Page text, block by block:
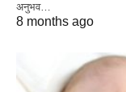
अनुभव…
8 months ago